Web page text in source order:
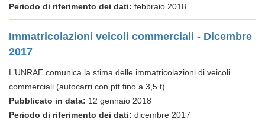
Periodo di riferimento dei dati: febbraio 2018
Immatricolazioni veicoli commerciali - Dicembre
2017
L’UNRAE comunica la stima delle immatricolazioni di veicoli
commerciali (autocarri con ptt fino a 3,5 t).
Pubblicato in data: 12 gennaio 2018
Periodo di riferimento dei dati: dicembre 2017